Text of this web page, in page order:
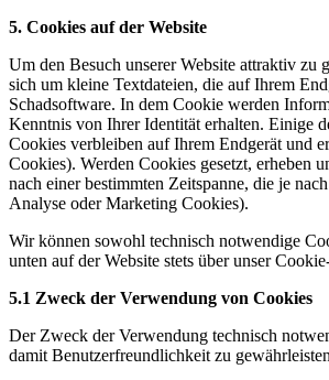
5. Cookies auf der Website
Um den Besuch unserer Website attraktiv zu
sich um kleine Textdateien, die auf Ihrem
Schadsoftware. In dem Cookie werden
Kenntnis von Ihrer Identität erhalten. Einige
Cookies verbleiben auf Ihrem Endgerät und
Cookies). Werden Cookies gesetzt, erheben
nach einer bestimmten Zeitspanne, die je
Analyse oder Marketing Cookies).
Wir können sowohl technisch notwendige
unten auf der Website stets über unser
5.1 Zweck der Verwendung von Cookies
Der Zweck der Verwendung technisch
damit Benutzerfreundlichkeit zu